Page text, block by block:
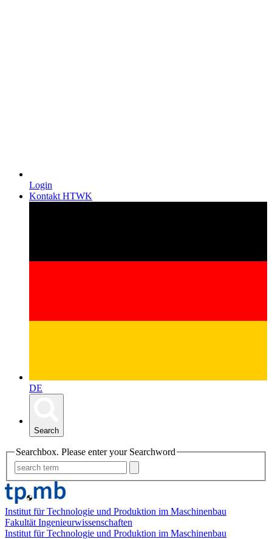
Login
Kontakt HTWK
DE
Search
Searchbox. Please enter your Searchword
Institut für Technologie und Produktion im Maschinenbau
Fakultät Ingenieurwissenschaften
Institut für Technologie und Produktion im Maschinenbau